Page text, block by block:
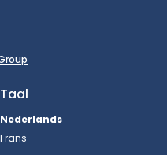
Taal
Nederlands
Frans